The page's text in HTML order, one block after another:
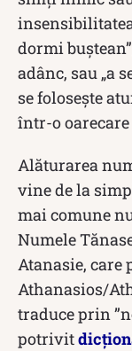
dormi
adânc, sau „a
se folosește
într-o
Alăturarea
vine de la
mai comune
Numele
Atanasie, care
Athanasios/
traduce prin
potrivit